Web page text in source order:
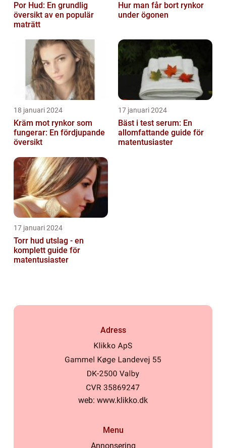
Por Hud: En grundlig
översikt av en populär
maträtt
Hur man får bort rynkor
under ögonen
18 januari 2024
Kräm mot rynkor som
fungerar: En fördjupande
översikt
17 januari 2024
Bäst i test serum: En
allomfattande guide för
matentusiaster
17 januari 2024
Torr hud utslag - en
komplett guide för
matentusiaster
Adress
web: www.klikko.dk
Menu
Annonsering